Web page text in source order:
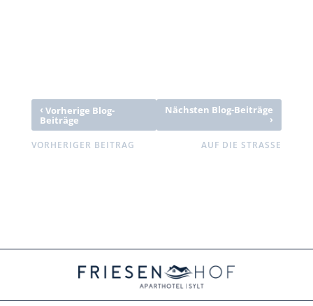
‹ Vorherige Blog-
Beiträge
VORHERIGER BEITRAG
Nächsten Blog-Beiträge
›
AUF DIE STRASSE